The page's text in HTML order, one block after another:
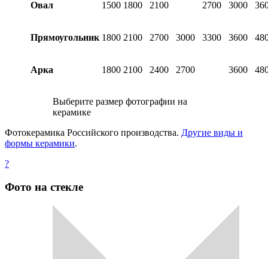
Овал 1500 1800 2100 2700 3000
Прямоугольник 1800 2100 2700 3000 3300 3600
Арка 1800 2100 2400 2700 3600
Выберите размер фотографии на
керамике
Фотокерамика Российского производства. Другие виды и
формы керамики.
?
Фото на стекле